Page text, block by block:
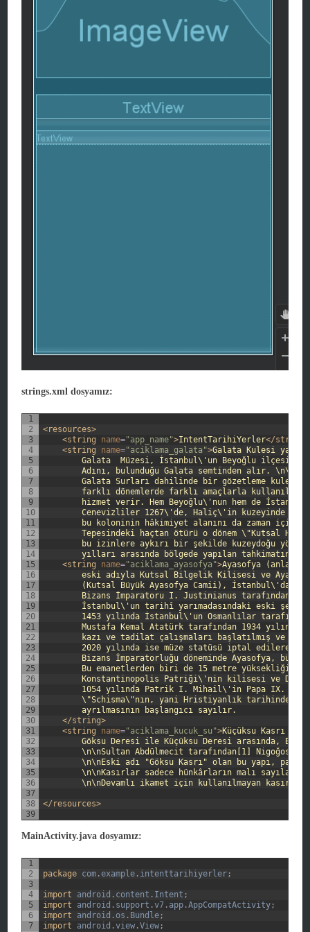
strings.xml dosyamız:
1
2
3
4
5
6
7
8
9
10
11
12
13
14
15
16
17
18
19
20
21
22
23
24
25
26
27
28
29
30
31
32
33
34
35
36
37
38
39
<resources>
<string name="app_name">IntentTarihiYerler</string>
<string name="aciklama_galata">Galata Kulesi ya da
Galata  Müzesi, İstanbul\'un Beyoğlu ilçesinde
Adını, bulunduğu Galata semtinden alır. \n\n
Galata Surları dahilinde bir gözetleme kulesi
farklı dönemlerde farklı amaçlarla
hizmet verir. Hem Beyoğlu\'nun hem de
Cenevizliler 1267\'de, Haliç\'in kuzeyinde
bu koloninin hâkimiyet alanını da zaman içinde
Tepesindeki haçtan ötürü o dönem \"Kutsal Haç
bu izinlere aykırı bir şekilde kuzeydoğu
yılları arasında bölgede yapılan tahkimatın bir
<string name="aciklama_ayasofya">Ayasofya
eski adıyla Kutsal Bilgelik Kilisesi ve Ayasofya
(Kutsal Büyük Ayasofya Camii), İstanbul\'da yer
Bizans İmparatoru I. Justinianus tarafından, 532-
İstanbul\'un tarihî yarımadasındaki eski şehir
1453 yılında İstanbul\'un Osmanlılar tarafından
Mustafa Kemal Atatürk tarafından 1934 yılında
kazı ve tadilat çalışmaları başlatılmış ve
2020 yılında ise müze statüsü iptal edilerek
Bizans İmparatorluğu döneminde Ayasofya,
Bu emanetlerden biri de 15 metre
Konstantinopolis Patriği\'nin kilisesi ve Doğu
1054 yılında Patrik I. Mihail\'in Papa IX. Leo
\"Schisma\"nın, yani Hristiyanlık tarihindeki en
ayrılmasının başlangıcı sayılır.
</string>
<string name="aciklama_kucuk_su">Küçüksu Kasrı
Göksu Deresi ile Küçüksu Deresi arasında,
\n\nSultan Abdülmecit tarafından[1] Nigoğos
\n\nEski adı "Göksu Kasrı" olan bu yapı,
\n\nKasırlar sadece hünkârların malı sayılan ve
\n\nDevamlı ikamet için kullanılmayan
</resources>
MainActivity.java dosyamız:
1
2
3
4
5
6
7
package com .example . intenttarihiyerler ;
import android . content . Intent ;
import
android . support .v7 . app .AppCompatActivity;
import
android . os . Bundle ;
import
android .view .View;